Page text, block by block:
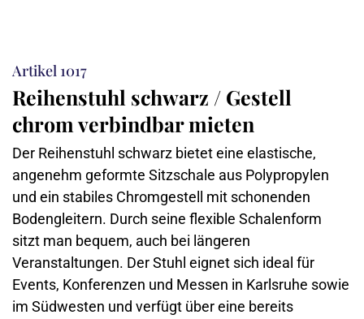
Artikel 1017
Reihenstuhl schwarz / Gestell
chrom verbindbar mieten
Der Reihenstuhl schwarz bietet eine elastische,
angenehm geformte Sitzschale aus Polypropylen
und ein stabiles Chromgestell mit schonenden
Bodengleitern. Durch seine flexible Schalenform
sitzt man bequem, auch bei längeren
Veranstaltungen. Der Stuhl eignet sich ideal für
Events, Konferenzen und Messen in Karlsruhe sowie
im Südwesten und verfügt über eine bereits